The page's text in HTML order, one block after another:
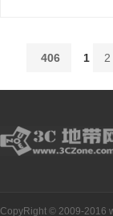
406 1 2
CopyRight © 2009-2016